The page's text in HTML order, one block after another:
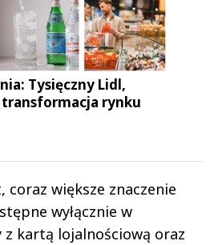
Tysięczny Lidl,
rynku
coraz większe znaczenie
wyłącznie w
kartą lojalnościową oraz